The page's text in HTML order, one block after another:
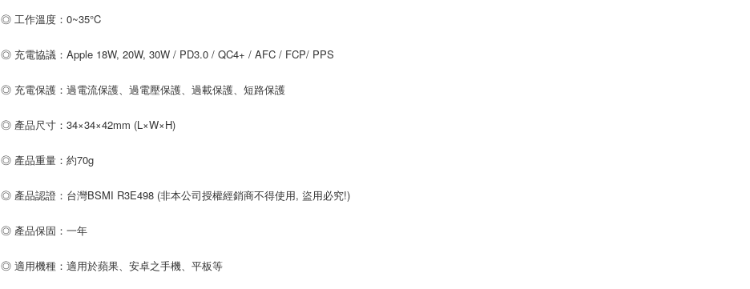
◎ 工作溫度：0~35°C
◎ 充電協議：Apple 18W, 20W, 30W / PD3.0 / QC4+ / AFC / FCP/ PPS
◎ 充電保護：過電流保護、過電壓保護、過載保護、短路保護
◎ 產品尺寸：34×34×42mm (L×W×H)
◎ 產品重量：約70g
◎ 產品認證：台灣BSMI R3E498 (非本公司授權經銷商不得使用, 盜用必究!)
◎ 產品保固：一年
◎ 適用機種：適用於蘋果、安卓之手機、平板等